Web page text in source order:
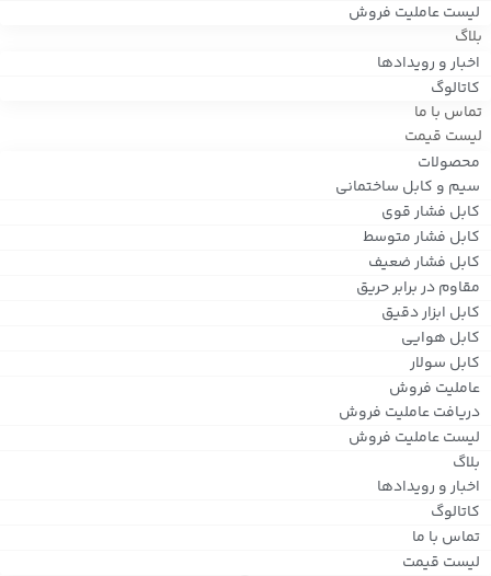
لیست عاملیت فروش
بلاگ
اخبار و رویدادها
کاتالوگ
تماس با ما
لیست قیمت
محصولات
سیم و کابل ساختمانی
کابل فشار قوی
کابل فشار متوسط
کابل فشار ضعیف
مقاوم در برابر حریق
کابل ابزار دقیق
کابل هوایی
کابل سولار
عاملیت فروش
دریافت عاملیت فروش
لیست عاملیت فروش
بلاگ
اخبار و رویدادها
کاتالوگ
تماس با ما
لیست قیمت